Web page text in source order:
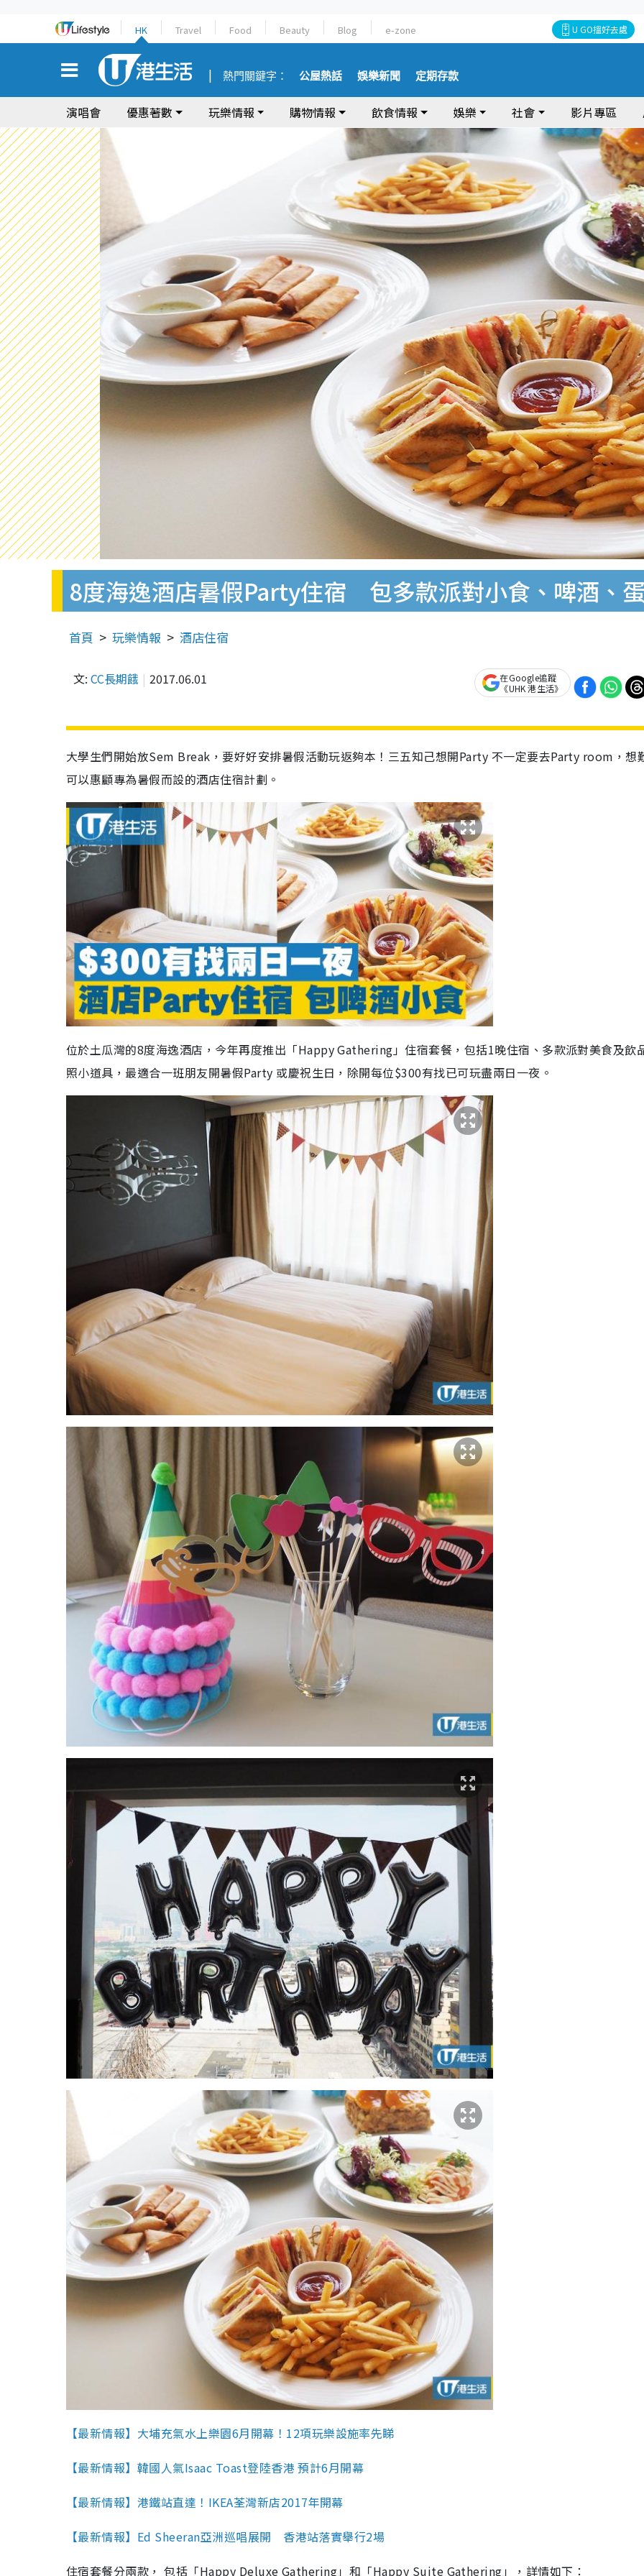
HK Travel Food Beauty Blog e-zone U GO搵好去處
熱門關鍵字： 公屋熱話 娛樂新聞 定期存款
演唱會 優惠著數 玩樂情報 購物情報 飲食情報 娛樂 社會 影片專區
8度海逸酒店暑假Party住宿 包多款派對小食、啤酒、
首頁 玩樂情報 酒店住宿
文: CC長期餓 2017.06.01
在Google追蹤
《UHK 港生活》
大學生們開始放Sem Break，要好好安排暑假活動玩返夠本！三五知己想開Party 不一定要去Party room，想
可以惠顧專為暑假而設的酒店住宿計劃。
位於土瓜灣的8度海逸酒店，今年再度推出「Happy Gathering」住宿套餐，包括1晚住宿、多款派對美食及飲
照小道具，最適合一班朋友開暑假Party 或慶祝生日，除開每位$300有找已可玩盡兩日一夜。
【最新情報】大埔充氣水上樂園6月開幕！12項玩樂設施率先睇
【最新情報】韓國人氣Isaac Toast登陸香港 預計6月開幕
【最新情報】港鐵站直達！IKEA荃灣新店2017年開幕
【最新情報】Ed Sheeran亞洲巡唱展開 香港站落實舉行2場
住宿套餐分兩款， 包括「Happy Deluxe Gathering」和「Happy Suite Gathering」，詳情如下：